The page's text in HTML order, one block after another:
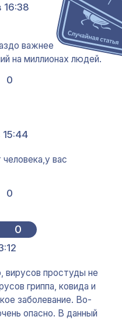
16:38
важнее
на миллионах людей.
0
вас
0
0
вирусов простуды не
гриппа, ковида и
заболевание. Во-
опасно. В данный